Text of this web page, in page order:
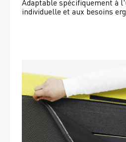
individuelle et aux besoins